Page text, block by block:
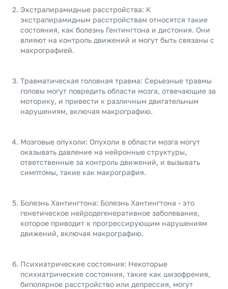
Экстрапирамидные расстройства: К
экстрапирамидным расстройствам относятся такие
состояния, как болезнь Гентингтона и дистония. Они
влияют на контроль движений и могут быть связаны с
макрографией.
Травматическая головная травма: Серьезные травмы
головы могут повредить области мозга, отвечающие за
моторику, и привести к различным двигательным
нарушениям, включая макрографию.
Мозговые опухоли: Опухоли в области мозга могут
оказывать давление на нейронные структуры,
ответственные за контроль движений, и вызывать
симптомы, такие как макрография.
Болезнь Хантингтона: Болезнь Хантингтона - это
генетическое нейродегенеративное заболевание,
которое приводит к прогрессирующим нарушениям
движений, включая макрографию.
Психиатрические состояния: Некоторые
психиатрические состояния, такие как шизофрения,
биполярное расстройство или депрессия, могут